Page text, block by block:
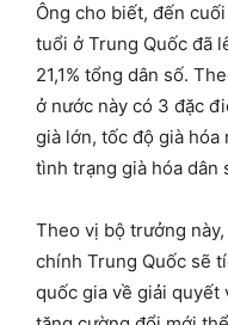
Ông cho biết, đến
tuổi ở Trung Quốc đã
21,1% tổng dân số.
ở nước này có 3 đặc
già lớn, tốc độ già
tình trạng già hóa dân
Theo vị bộ trưởng
chính Trung Quốc sẽ
quốc gia về giải quyết